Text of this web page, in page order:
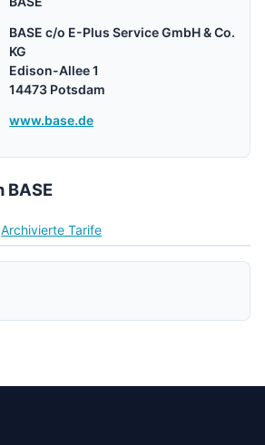
BASE c/o E-Plus Service GmbH & Co.
KG
Edison-Allee 1
14473 Potsdam
www.base.de
BASE
Archivierte Tarife